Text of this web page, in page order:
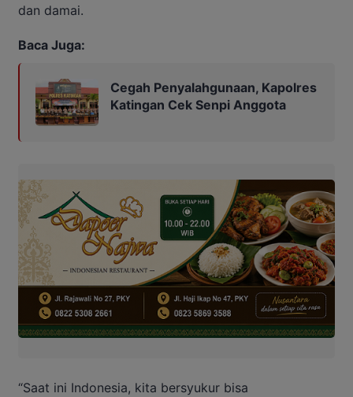
dan damai.
Baca Juga:
Cegah Penyalahgunaan, Kapolres
Katingan Cek Senpi Anggota
“Saat ini Indonesia, kita bersyukur bisa